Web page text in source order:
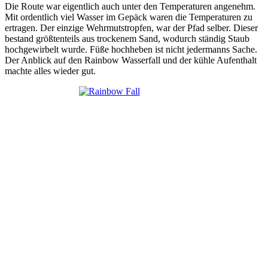
Die Route war eigentlich auch unter den Temperaturen angenehm.
Mit ordentlich viel Wasser im Gepäck waren die Temperaturen zu
ertragen. Der einzige Wehrmutstropfen, war der Pfad selber. Dieser
bestand größtenteils aus trockenem Sand, wodurch ständig Staub
hochgewirbelt wurde. Füße hochheben ist nicht jedermanns Sache.
Der Anblick auf den Rainbow Wasserfall und der kühle Aufenthalt
machte alles wieder gut.